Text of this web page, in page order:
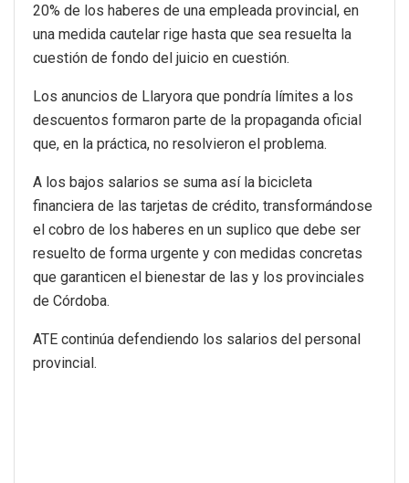
20% de los haberes de una empleada provincial, en
una medida cautelar rige hasta que sea resuelta la
cuestión de fondo del juicio en cuestión.
Los anuncios de Llaryora que pondría límites a los
descuentos formaron parte de la propaganda oficial
que, en la práctica, no resolvieron el problema.
A los bajos salarios se suma así la bicicleta
financiera de las tarjetas de crédito, transformándose
el cobro de los haberes en un suplico que debe ser
resuelto de forma urgente y con medidas concretas
que garanticen el bienestar de las y los provinciales
de Córdoba.
ATE continúa defendiendo los salarios del personal
provincial.